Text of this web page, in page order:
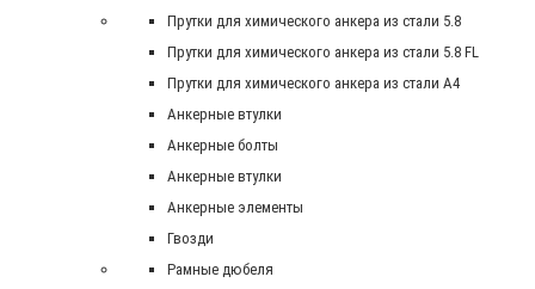
Прутки для химического анкера из стали 5.8
Прутки для химического анкера из стали 5.8 FL
Прутки для химического анкера из стали А4
Анкерные втулки
Анкерные болты
Анкерные втулки
Анкерные элементы
Гвозди
Рамные дюбеля